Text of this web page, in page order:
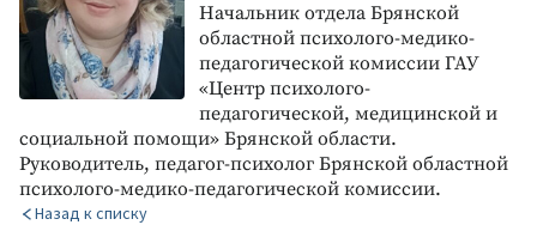
Начальник отдела Брянской
областной психолого-медико-
педагогической комиссии ГАУ
«Центр психолого-
педагогической, медицинской и
социальной помощи» Брянской области.
Руководитель, педагог-психолог Брянской областной
психолого-медико-педагогической комиссии.
Назад к списку